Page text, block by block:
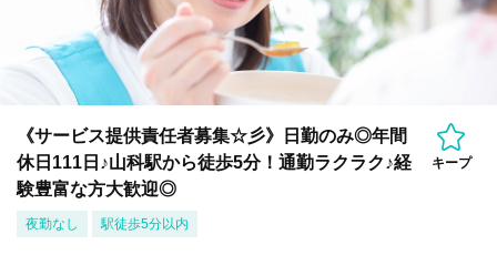
《サービス提供責任者募集☆彡》日勤のみ◎年間
休日111日♪山科駅から徒歩5分！通勤ラクラク♪経
験豊富な方大歓迎◎
キープ
夜勤なし 駅徒歩5分以内